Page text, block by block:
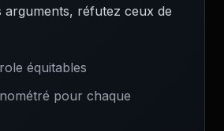
arguments, réfutez ceux de
équitables
pour chaque